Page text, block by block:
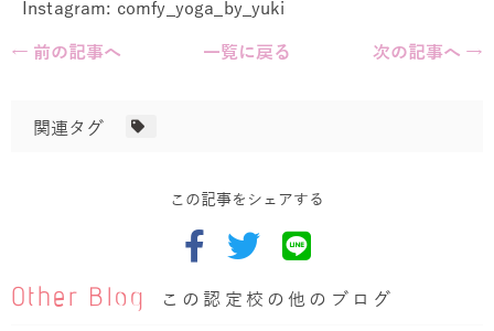
Instagram: comfy_yoga_by_yuki
← 前の記事へ
一覧に戻る 次の記事へ →
関連タグ
この記事をシェアする
Other Blog この認定校の他のブログ